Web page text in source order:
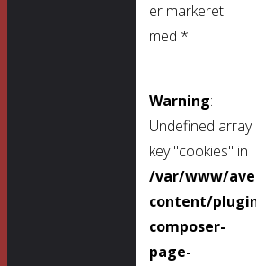
er markeret
med *
Warning:
Undefined array
key "cookies" in
/var/www/
content/
composer-
page-